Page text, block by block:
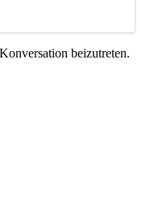
beizutreten.